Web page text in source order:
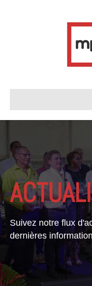
Suivez notre flux
dernières